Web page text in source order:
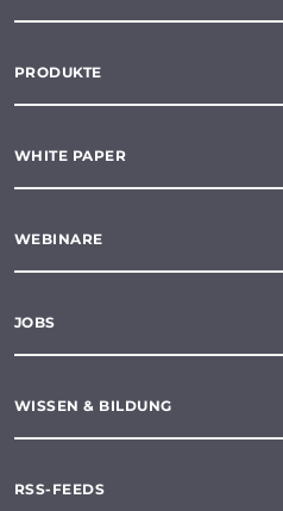
PRODUKTE
WHITE PAPER
WEBINARE
JOBS
WISSEN & BILDUNG
RSS-FEEDS